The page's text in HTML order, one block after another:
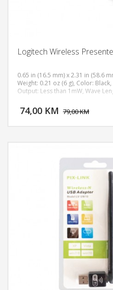
Logitech Wireless
0.65 in (16.5 mm) x 2.31 in (58.6
Weight: 0.21 oz (6 g), Color:
Output: Less than 1mW, Wave
74,00 KM 79,00 KM